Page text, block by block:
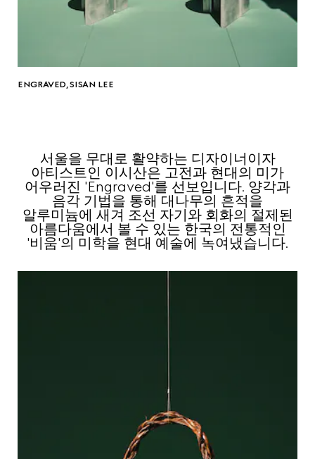
ENGRAVED, SISAN LEE
서울을 무대로 활약하는 디자이너이자
아티스트인 이시산은 고전과 현대의 미가
어우러진 'Engraved'를 선보입니다. 양각과
음각 기법을 통해 대나무의 흔적을
알루미늄에 새겨 조선 자기와 회화의 절제된
아름다움에서 볼 수 있는 한국의 전통적인
'비움'의 미학을 현대 예술에 녹여냈습니다.